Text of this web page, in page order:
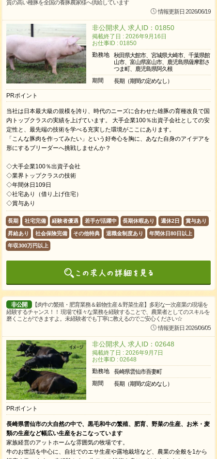
質の高い種豚を全国の養豚農家様へ供給しています
情報更新日 2026/06/19
非公開求人 求人ID：01850
掲載終了日 : 2026年9月16日
お仕事ID : 01850
勤務地
秋田県大館市、宮城県大崎市、千葉県館
山市、富山県富山市、鹿児島県薩摩郡さ
つま町、鹿児島県阿久根
期間
長期（期間の定めなし）
PRポイント
当社は日本最大級の規模を誇り、時代のニーズに合わせた雄豚の育種改良で国
内トップクラスの実績を上げています。 大手企業100％出資子会社としての安
定性と、最先端の技術を学べる充実した環境がここにあります。
「こんな豚肉を作ってみたい」という好奇心を胸に、あなた自身のアイデアを
形にするブリーダーへ挑戦しませんか？
◇大手企業100％出資子会社
◇業界トップクラスの技術
◇年間休日109日
◇社宅あり（借り上げ住宅）
◇賞与あり
長期 社宅完備 経験者優遇 若手が活躍中 長期休暇あり 週休2日 賞与あり
昇給あり 社会保険完備 その他特典 退職金制度あり 年間休日80日以上
年収300万円以上
非公開
【肉牛の繁殖・肥育業務＆穀物生産＆野菜生産】多彩な一次産業の現場を
経験するチャンス！！ 現場で様々な業務を経験することで、農業者としてのスキルを
磨くことができますよ。未経験者でも丁寧に教えるのでご安心ください☆
情報更新日 2026/06/05
非公開求人 求人ID：02648
掲載終了日 : 2026年9月7日
お仕事ID : 02648
勤務地
長崎県雲仙市吾妻町
期間
長期（期間の定めなし）
PRポイント
長崎県雲仙市の大自然の中で、黒毛和牛の繁殖、肥育、野菜の生産、お米・麦
類の生産など幅広い生産をおこなっています
家族経営のアットホームな雰囲気の牧場です。
牛のお世話を中心に、自社でのエサ生産や露地栽培など、農業の全般を1から